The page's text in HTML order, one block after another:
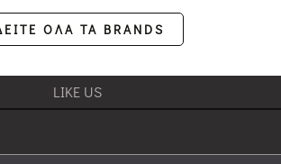
ΟΛΑ ΤΑ BRANDS
LIKE US